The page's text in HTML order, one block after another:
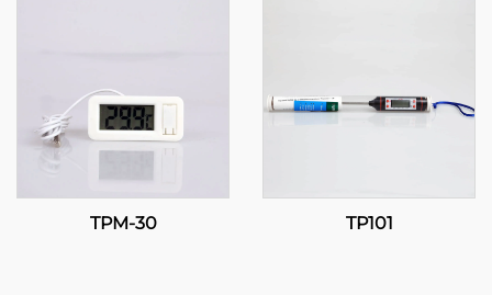
TPM-30 TP101